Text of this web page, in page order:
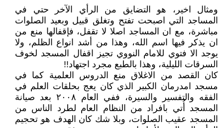
ومثال اخير، هو التضايق من الرأي الآخر حتي في
المساجد التي اصبحت تفتح وتغلق قبيل وبعيد الصلوات
مباشرة، مع ان المساجد اصلا لا تقفل، فإقفالها منع من
ان يذكر فيها اسم الله، وهذا من أشد انواع الظلم، ولا
يوجد الا فتوي للامام النووي تجيز اقفال المسجد لخوف
السرقات الليلية، وهذا بالطبع مجرد اجتهاد!!
كان القصد من الاغلاق منع الدروس العلمية كما في
مسجد امدرمان الكبير الذي كان يعج بحلقات العلم في
الفقه والتفسير والسيرة، ففي العام ٢٠٠٨ بعد صيانة
المسجد أُتي بافراد من النظام العام لطرد الناس من
المسجد عقيب الصلوات، وبلا شك كان الهدف هو تحجيم